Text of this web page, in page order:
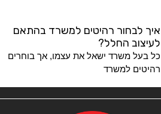
איך לבחור רהיטים למשרד בהתאם
לעיצוב החלל?
כל בעל משרד ישאל את עצמו, אך בוחרים
רהיטים למשרד